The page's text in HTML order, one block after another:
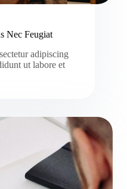
Nec Feugiat
adipiscing
ut labore et